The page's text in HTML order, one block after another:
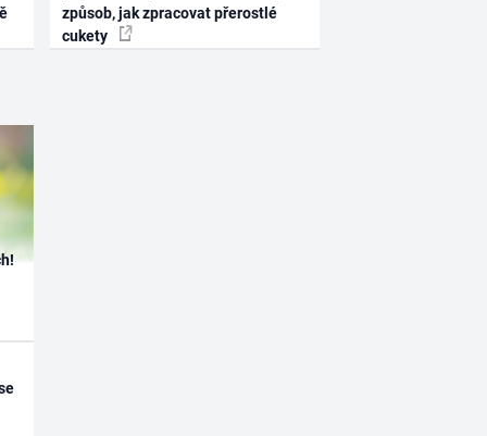
způsob, jak zpracovat přerostlé
cukety